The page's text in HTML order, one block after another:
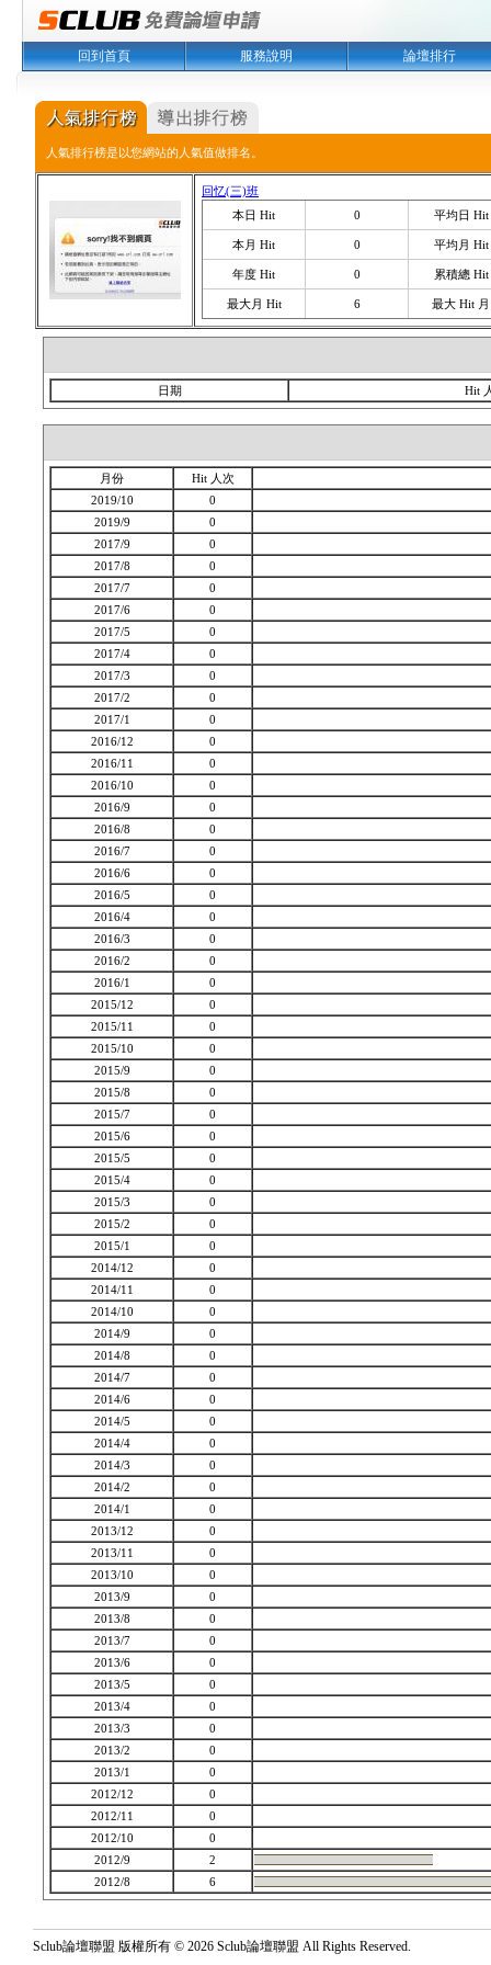
回到首頁 服務說明 論壇排行
人氣排行榜是以您網站的人氣值做排名。
回忆(三)班
本日 Hit
0 平均日 Hit
本月 Hit 0 平均月 Hit
年度 Hit 0 累積總 Hit
最大月 Hit 6 最大 Hit 月
日期 Hit
月份
Hit 人次
2019/10
0
2019/9
0
2017/9
0
2017/8
0
2017/7
0
2017/6
0
2017/5
0
2017/4
0
2017/3
0
2017/2
0
2017/1
0
2016/12
0
2016/11
0
2016/10
0
2016/9
0
2016/8
0
2016/7
0
2016/6
0
2016/5
0
2016/4
0
2016/3
0
2016/2
0
2016/1
0
2015/12
0
2015/11
0
2015/10
0
2015/9
0
2015/8
0
2015/7
0
2015/6
0
2015/5
0
2015/4
0
2015/3
0
2015/2
0
2015/1
0
2014/12
0
2014/11
0
2014/10
0
2014/9
0
2014/8
0
2014/7
0
2014/6
0
2014/5
0
2014/4
0
2014/3
0
2014/2
0
2014/1
0
2013/12
0
2013/11
0
2013/10
0
2013/9
0
2013/8
0
2013/7
0
2013/6
0
2013/5
0
2013/4
0
2013/3
0
2013/2
0
2013/1
0
2012/12
0
2012/11
0
2012/10
0
2012/9
2
2012/8
6
Sclub論壇聯盟 版權所有 © 2026 Sclub論壇聯盟 All Rights Reserved.